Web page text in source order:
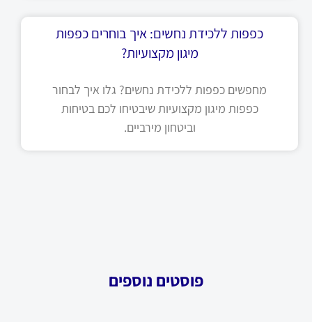
כפפות ללכידת נחשים: איך בוחרים כפפות
מיגון מקצועיות?
מחפשים כפפות ללכידת נחשים? גלו איך לבחור
כפפות מיגון מקצועיות שיבטיחו לכם בטיחות
וביטחון מירביים.
פוסטים נוספים